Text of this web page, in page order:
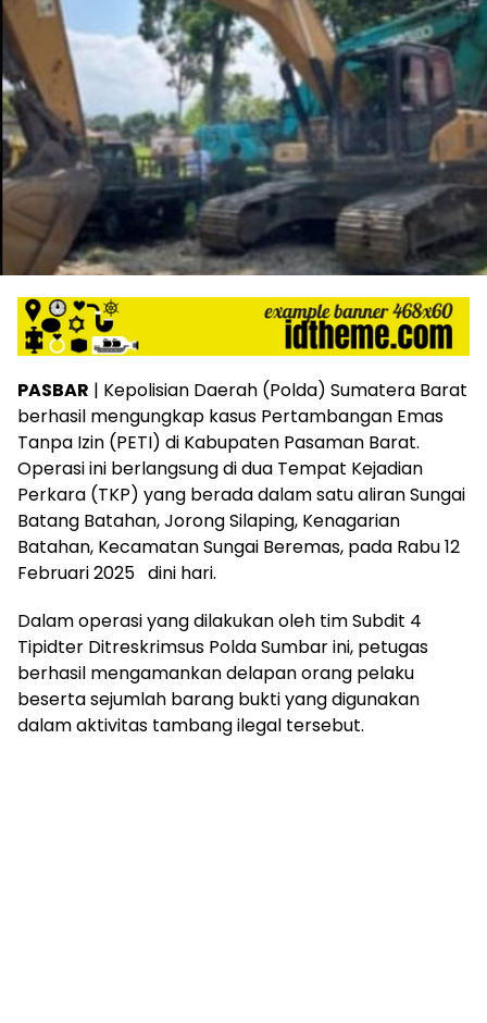
PASBAR | Kepolisian Daerah (Polda) Sumatera Barat
berhasil mengungkap kasus Pertambangan Emas
Tanpa Izin (PETI) di Kabupaten Pasaman Barat.
Operasi ini berlangsung di dua Tempat Kejadian
Perkara (TKP) yang berada dalam satu aliran Sungai
Batang Batahan, Jorong Silaping, Kenagarian
Batahan, Kecamatan Sungai Beremas, pada Rabu 12
Februari 2025 dini hari.
Dalam operasi yang dilakukan oleh tim Subdit 4
Tipidter Ditreskrimsus Polda Sumbar ini, petugas
berhasil mengamankan delapan orang pelaku
beserta sejumlah barang bukti yang digunakan
dalam aktivitas tambang ilegal tersebut.